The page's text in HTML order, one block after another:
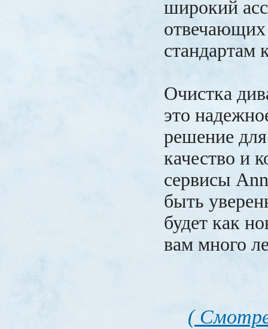
широкий
стандартам
Очистка
это
решение
качество и
сервисы
быть
будет как
вам много
(